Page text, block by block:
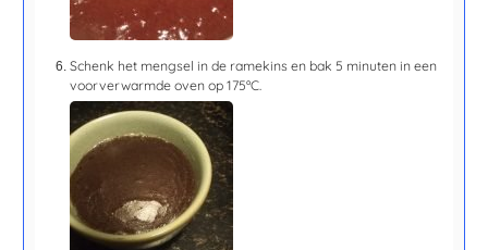
Schenk het mengsel in de ramekins en bak 5 minuten in een
voorverwarmde oven op 175ºC.